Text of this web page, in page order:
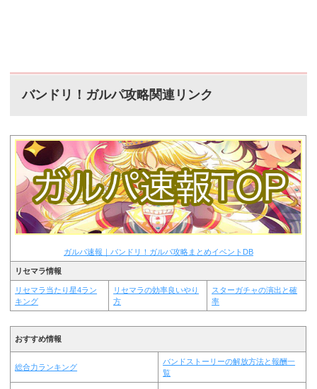
バンドリ！ガルパ攻略関連リンク
ガルパ速報｜バンドリ！ガルパ攻略まとめイベントDB
リセマラ情報
リセマラ当たり星4ラン
キング
リセマラの効率良いやり
方
スターガチャの演出と確
率
おすすめ情報
総合力ランキング
バンドストーリーの解放方法と報酬一
覧